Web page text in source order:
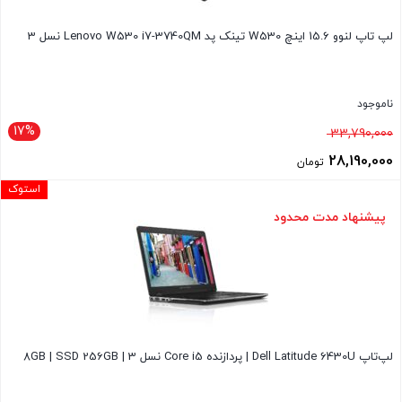
لپ تاپ لنوو 15.6 اینچ W530 تینک پد Lenovo W530 i7-3740QM نسل 3
ناموجود
17% 33,790,000قیمت
اصلی 28,190,000 تومان
فعلی
پیشنهاد مدت محدود
لپ‌تاپ Dell Latitude 6430U | پردازنده Core i5 نسل 3 | 8GB | SSD 256GB
استوک